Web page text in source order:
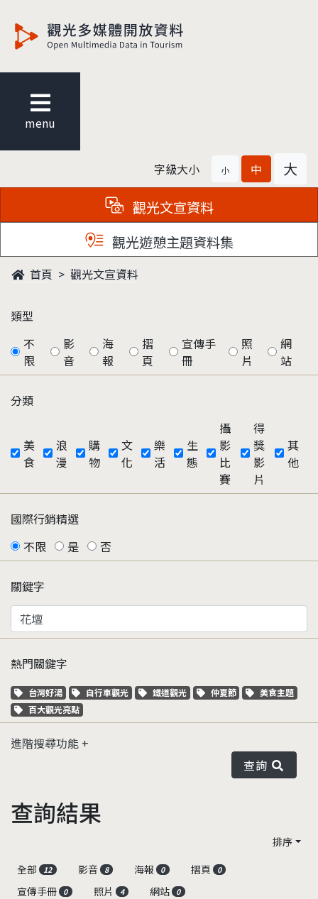
menu
字級大小 小 中 大
觀光文宣資料
觀光遊憩主題資料集
首頁 觀光文宣資料
類型
不
限
影
音
海
報
摺
頁
宣傳手
冊
照
片
網
站
分類
美
食
浪
漫
購
物
文
化
樂
活
生
態
攝
影
比
賽
得
獎
影
片
其
他
國際行銷精選
不限
是 否
關鍵字
熱門關鍵字
關鍵字標籤
台灣好湯 關鍵字標籤
自行車觀光 關鍵字標籤
鐵道觀光 關鍵字標籤
仲夏節 關鍵字標籤
美食主題
關鍵字標籤
百大觀光亮點
進階搜尋功能
查詢
查詢結果
排序
全部
12 影音 8 海報 0 摺頁 0
宣傳手冊 0 照片 4 網站 0